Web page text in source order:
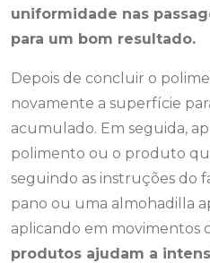
uniformidade nas
para um bom resultado.
Depois de concluir o
novamente a superfície
acumulado. Em seguida,
polimento ou o produto
seguindo as instruções do
pano ou uma almohadilla
aplicando em movimentos
produtos ajudam a